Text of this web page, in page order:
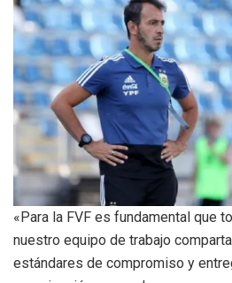
«Para la FVF es fundamental que
nuestro equipo de trabajo
estándares de compromiso y